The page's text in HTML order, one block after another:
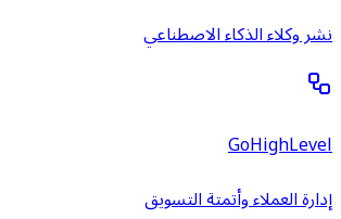
نشر وكلاء الذكاء الاصطناعي
GoHighLevel
إدارة العملاء وأتمتة التسويق